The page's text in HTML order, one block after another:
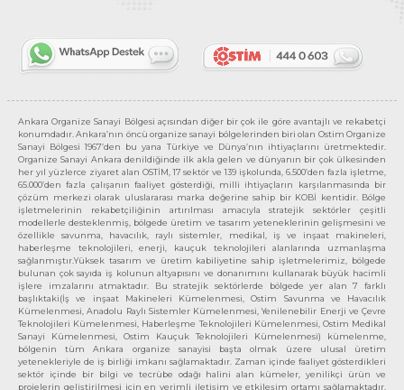
Ankara Organize Sanayi Bölgesi açısından diğer bir çok ile göre avantajlı ve rekabetçi
konumdadır. Ankara’nın öncü organize sanayi bölgelerinden biri olan Ostim Organize
Sanayi Bölgesi 1967’den bu yana Türkiye ve Dünya’nın ihtiyaçlarını üretmektedir.
Organize Sanayi Ankara denildiğinde ilk akla gelen ve dünyanın bir çok ülkesinden
her yıl yüzlerce ziyaret alan OSTİM, 17 sektör ve 139 işkolunda, 6.500’den fazla işletme,
65.000’den fazla çalışanın faaliyet gösterdiği, milli ihtiyaçların karşılanmasında bir
çözüm merkezi olarak uluslararası marka değerine sahip bir KOBİ kentidir. Bölge
işletmelerinin rekabetçiliğinin artırılması amacıyla stratejik sektörler çeşitli
modellerle desteklenmiş, bölgede üretim ve tasarım yeteneklerinin gelişmesini ve
özellikle savunma, havacılık, raylı sistemler, medikal, iş ve inşaat makineleri,
haberleşme teknolojileri, enerji, kauçuk teknolojileri alanlarında uzmanlaşma
sağlanmıştır.Yüksek tasarım ve üretim kabiliyetine sahip işletmelerimiz, bölgede
bulunan çok sayıda iş kolunun altyapısını ve donanımını kullanarak büyük hacimli
işlere imzalarını atmaktadır. Bu stratejik sektörlerde bölgede yer alan 7 farklı
başlıktaki(İş ve inşaat Makineleri Kümelenmesi, Ostim Savunma ve Havacılık
Kümelenmesi, Anadolu Raylı Sistemler Kümelenmesi, Yenilenebilir Enerji ve Çevre
Teknolojileri Kümelenmesi, Haberleşme Teknolojileri Kümelenmesi, Ostim Medikal
Sanayi Kümelenmesi, Ostim Kauçuk Teknolojileri Kümelenmesi) kümelenme,
bölgenin tüm Ankara organize sanayisi başta olmak üzere ulusal üretim
yetenekleriyle de iş birliği imkanı sağlamaktadır. Zaman içinde faaliyet gösterdikleri
sektör içinde bir bilgi ve tecrübe odağı halini alan kümeler, yenilikçi ürün ve
projelerin geliştirilmesi için en verimli iletişim ve etkileşim ortamı sağlamaktadır.